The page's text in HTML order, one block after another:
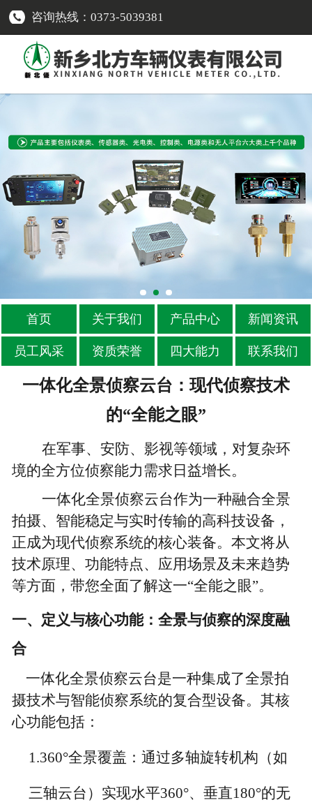
咨询热线：0373-5039381
首页 关于我们 产品中心 新闻资讯
员工风采 资质荣誉 四大能力 联系我们
一体化全景侦察云台：现代侦察技术
的“全能之眼”
在军事、安防、影视等领域，对复杂环
境的全方位侦察能力需求日益增长。
一体化全景侦察云台作为一种融合全景
拍摄、智能稳定与实时传输的高科技设备，
正成为现代侦察系统的核心装备。本文将从
技术原理、功能特点、应用场景及未来趋势
等方面，带您全面了解这一“全能之眼”。
一、定义与核心功能：全景与侦察的深度融
合
一体化全景侦察云台是一种集成了全景拍
摄技术与智能侦察系统的复合型设备。其核
心功能包括：
1.360°全景覆盖：通过多轴旋转机构（如
三轴云台）实现水平360°、垂直180°的无